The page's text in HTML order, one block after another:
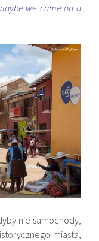
we came on a
nie samochody,
miasta,